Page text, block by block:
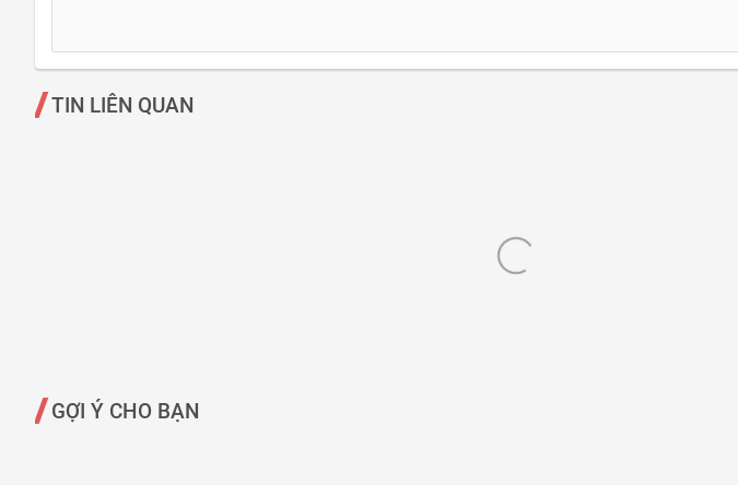
TIN LIÊN QUAN
GỢI Ý CHO BẠN